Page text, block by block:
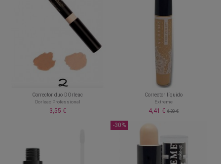
Corrector duo DOrleac
Dorleac Professional
3,55 €
Corrector líquido
Extreme
4,41 € 6,30 €
-30%